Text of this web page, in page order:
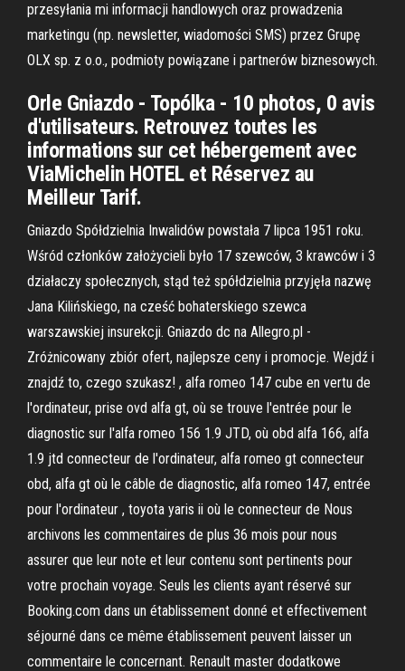
przesyłania mi informacji handlowych oraz prowadzenia
marketingu (np. newsletter, wiadomości SMS) przez Grupę
OLX sp. z o.o., podmioty powiązane i partnerów biznesowych.
Orle Gniazdo - Topólka - 10 photos, 0 avis
d'utilisateurs. Retrouvez toutes les
informations sur cet hébergement avec
ViaMichelin HOTEL et Réservez au
Meilleur Tarif.
Gniazdo Spółdzielnia Inwalidów powstała 7 lipca 1951 roku.
Wśród członków założycieli było 17 szewców, 3 krawców i 3
działaczy społecznych, stąd też spółdzielnia przyjęła nazwę
Jana Kilińskiego, na cześć bohaterskiego szewca
warszawskiej insurekcji. Gniazdo dc na Allegro.pl -
Zróżnicowany zbiór ofert, najlepsze ceny i promocje. Wejdź i
znajdź to, czego szukasz! , alfa romeo 147 cube en vertu de
l'ordinateur, prise ovd alfa gt, où se trouve l'entrée pour le
diagnostic sur l'alfa romeo 156 1.9 JTD, où obd alfa 166, alfa
1.9 jtd connecteur de l'ordinateur, alfa romeo gt connecteur
obd, alfa gt où le câble de diagnostic, alfa romeo 147, entrée
pour l'ordinateur , toyota yaris ii où le connecteur de Nous
archivons les commentaires de plus 36 mois pour nous
assurer que leur note et leur contenu sont pertinents pour
votre prochain voyage. Seuls les clients ayant réservé sur
Booking.com dans un établissement donné et effectivement
séjourné dans ce même établissement peuvent laisser un
commentaire le concernant. Renault master dodatkowe